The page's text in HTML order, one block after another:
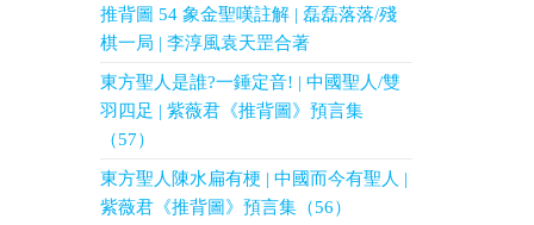
推背圖 54 象金聖嘆註解 | 磊磊落落/殘
棋一局 | 李淳風袁天罡合著
東方聖人是誰?一錘定音! | 中國聖人/雙
羽四足 | 紫薇君《推背圖》預言集
（57）
東方聖人陳水扁有梗 | 中國而今有聖人 |
紫薇君《推背圖》預言集（56）